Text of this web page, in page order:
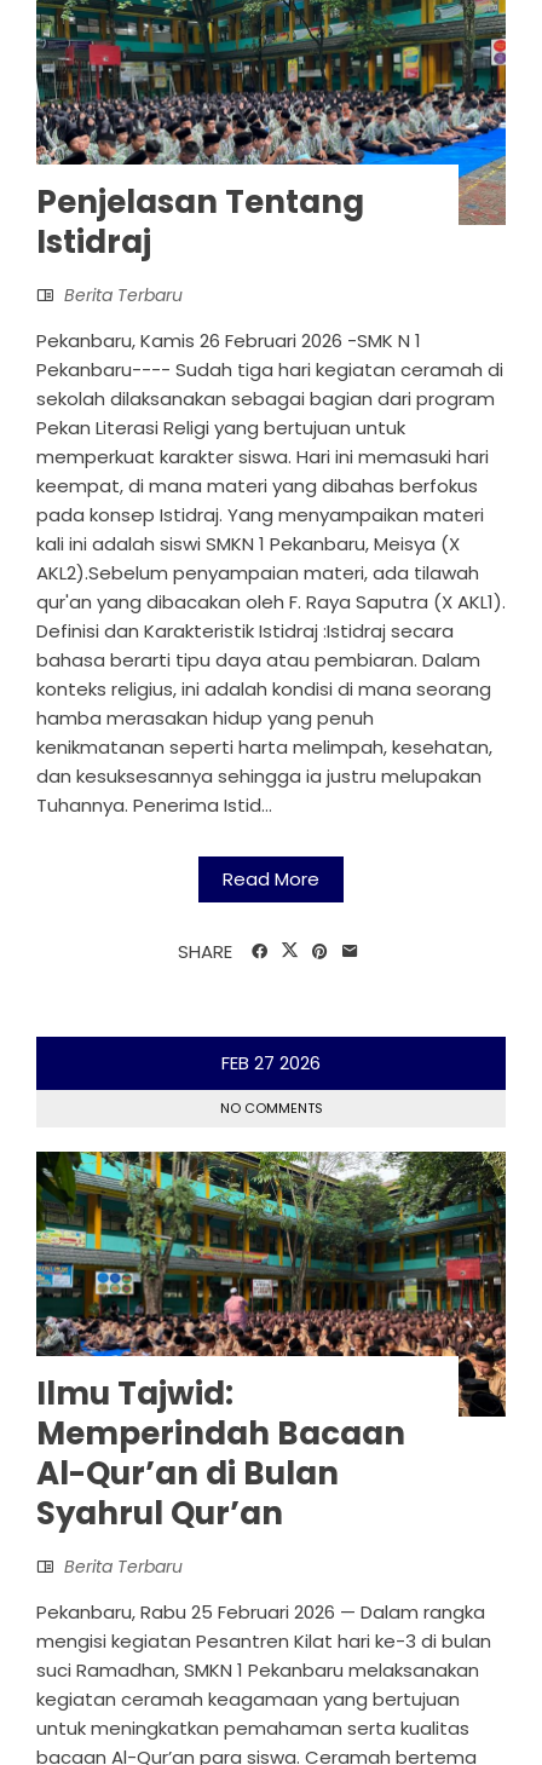
Penjelasan Tentang
Istidraj
Berita Terbaru
Pekanbaru, Kamis 26 Februari 2026 -SMK N 1
Pekanbaru---- Sudah tiga hari kegiatan ceramah di
sekolah dilaksanakan sebagai bagian dari program
Pekan Literasi Religi yang bertujuan untuk
memperkuat karakter siswa. Hari ini memasuki hari
keempat, di mana materi yang dibahas berfokus
pada konsep Istidraj. Yang menyampaikan materi
kali ini adalah siswi SMKN 1 Pekanbaru, Meisya (X
AKL2).Sebelum penyampaian materi, ada tilawah
qur'an yang dibacakan oleh F. Raya Saputra (X AKL1).
Definisi dan Karakteristik Istidraj :Istidraj secara
bahasa berarti tipu daya atau pembiaran. Dalam
konteks religius, ini adalah kondisi di mana seorang
hamba merasakan hidup yang penuh
kenikmatanan seperti harta melimpah, kesehatan,
dan kesuksesannya sehingga ia justru melupakan
Tuhannya. Penerima Istid...
Read More
SHARE
FEB 27 2026
NO COMMENTS
Ilmu Tajwid:
Memperindah Bacaan
Al-Qur’an di Bulan
Syahrul Qur’an
Berita Terbaru
Pekanbaru, Rabu 25 Februari 2026 — Dalam rangka
mengisi kegiatan Pesantren Kilat hari ke-3 di bulan
suci Ramadhan, SMKN 1 Pekanbaru melaksanakan
kegiatan ceramah keagamaan yang bertujuan
untuk meningkatkan pemahaman serta kualitas
bacaan Al-Qur’an para siswa. Ceramah bertema